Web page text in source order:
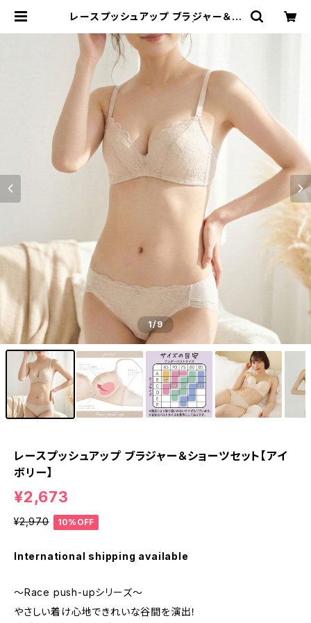
レースプッシュアップ ブラジャー＆シ
e
1/9
レースプッシュアップ ブラジャー＆ショーツセット【アイ
ボリー】
¥2,673
¥2,970 10%OFF
International shipping available
～Race push-upシリーズ～
やさしい着け心地できれいな谷間を演出！